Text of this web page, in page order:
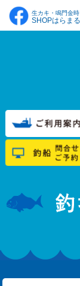
生カキ・鳴門金
SHOPはらまる